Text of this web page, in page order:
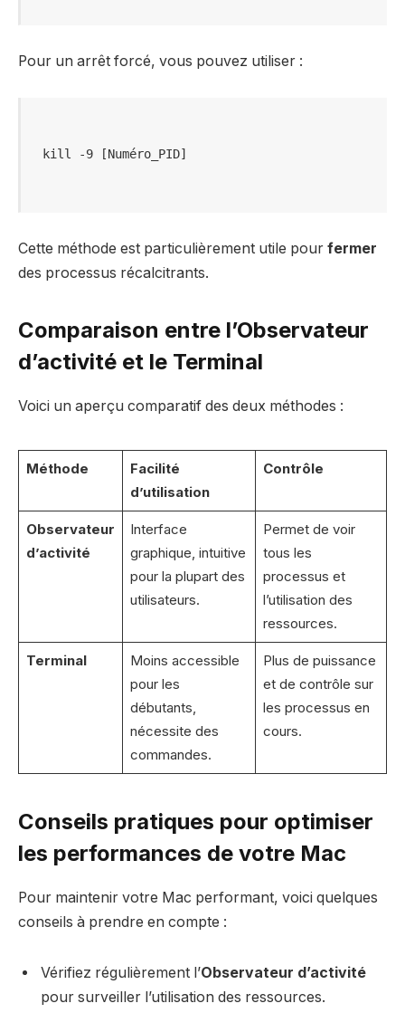
Pour un arrêt forcé, vous pouvez utiliser :
Cette méthode est particulièrement utile pour fermer
des processus récalcitrants.
Comparaison entre l’Observateur
d’activité et le Terminal
Voici un aperçu comparatif des deux méthodes :
Méthode
Facilité
d’utilisation
Contrôle
Observateur
d’activité
Interface
graphique, intuitive
pour la plupart des
utilisateurs.
Permet de voir
tous les
processus et
l’utilisation des
ressources.
Terminal
Moins accessible
pour les
débutants,
nécessite des
commandes.
Plus de puissance
et de contrôle sur
les processus en
cours.
Conseils pratiques pour optimiser
les performances de votre Mac
Pour maintenir votre Mac performant, voici quelques
conseils à prendre en compte :
Vérifiez régulièrement l’Observateur d’activité
pour surveiller l’utilisation des ressources.